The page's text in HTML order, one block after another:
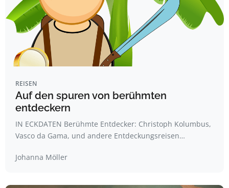
REISEN
Auf den spuren von berühmten
entdeckern
IN ECKDATEN Berühmte Entdecker: Christoph Kolumbus,
Vasco da Gama, und andere Entdeckungsreisen…
Johanna Möller